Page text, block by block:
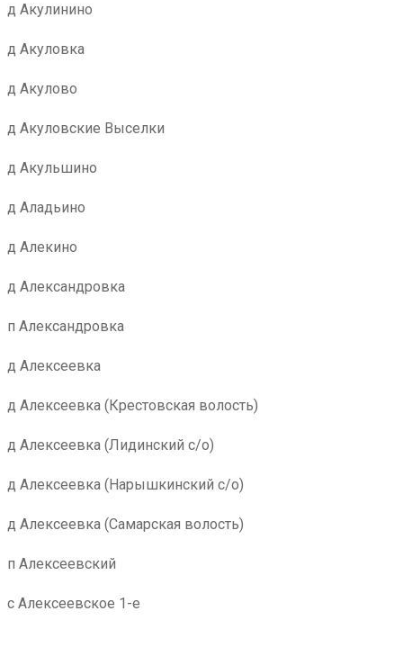
д Акулинино
д Акуловка
д Акулово
д Акуловские Выселки
д Акульшино
д Аладьино
д Алекино
д Александровка
п Александровка
д Алексеевка
д Алексеевка (Крестовская волость)
д Алексеевка (Лидинский с/о)
д Алексеевка (Нарышкинский с/о)
д Алексеевка (Самарская волость)
п Алексеевский
с Алексеевское 1-е